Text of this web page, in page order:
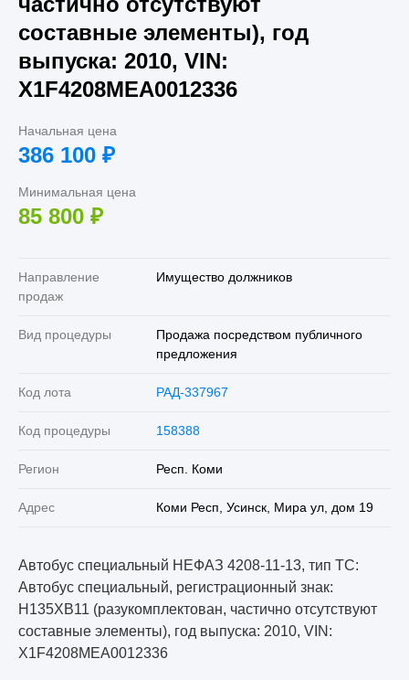
составные элементы), год
выпуска: 2010, VIN:
X1F4208MEA0012336
Начальная цена
386 100 ₽
Минимальная цена
85 800 ₽
Направление
продаж
Имущество должников
Вид процедуры
Продажа посредством публичного
предложения
Код лота РАД-337967
Код процедуры 158388
Регион Респ. Коми
Адрес Коми Респ, Усинск, Мира ул, дом 19
Автобус специальный НЕФАЗ 4208-11-13, тип ТС:
Автобус специальный, регистрационный знак:
Н135ХВ11 (разукомплектован, частично отсутствуют
составные элементы), год выпуска: 2010, VIN:
X1F4208MEA0012336